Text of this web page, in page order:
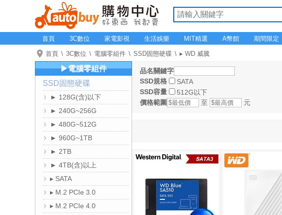
首頁 3C數位 家電影視 生活娛樂 MIT精選 A幣館 期間限定
首頁 3C數位 電腦零組件 SSD固態硬碟 ▸ WD 威騰
品名關鍵字
SSD規格
SATA
SSD容量
512G以下
價格範圍
至 元
▶電腦零組件
SSD固態硬碟
► 128G(含)以下
► 240G~256G
► 480G~512G
► 960G~1TB
► 2TB
► 4TB(含)以上
▸ SATA
▸ M.2 PCIe 3.0
▸ M.2 PCIe 4.0